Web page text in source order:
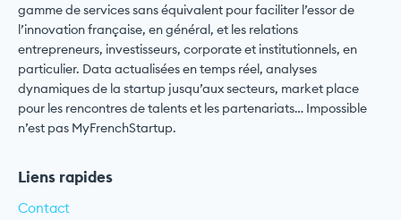
gamme de services sans équivalent pour faciliter l’essor de
l’innovation française, en général, et les relations
entrepreneurs, investisseurs, corporate et institutionnels, en
particulier. Data actualisées en temps réel, analyses
dynamiques de la startup jusqu’aux secteurs, market place
pour les rencontres de talents et les partenariats… Impossible
n’est pas MyFrenchStartup.
Liens rapides
Contact